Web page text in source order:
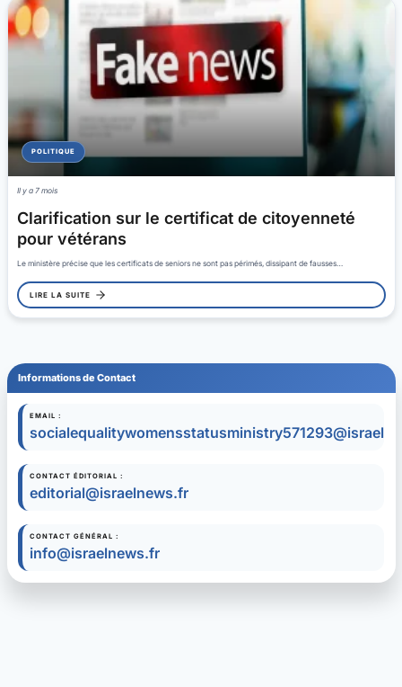
POLITIQUE
Il y a 7 mois
Clarification sur le certificat de citoyenneté
pour vétérans
Le ministère précise que les certificats de seniors ne sont pas périmés, dissipant de fausses…
LIRE LA SUITE
Informations de Contact
EMAIL :
CONTACT ÉDITORIAL :
editorial@israelnews.fr
CONTACT GÉNÉRAL :
info@israelnews.fr